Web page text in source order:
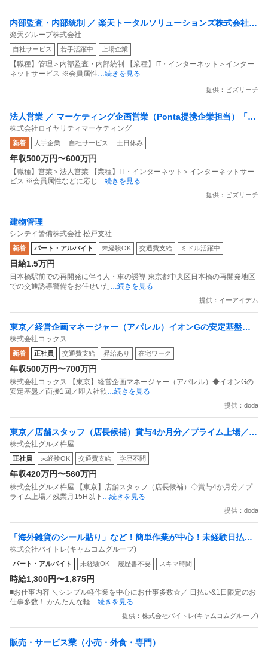
内部監査・内部統制 ／ 楽天トータルソリューションズ株式会社
戦略事業コンプライアンス支援部 業務統制支援課：ショップコン
プライアンス推進担当（SBCSD）
楽天グループ株式会社
自社サービス 若手活躍中 上場企業
【職種】管理＞内部監査・内部統制 【業種】IT・インターネット＞インター
ネットサービス ※会員属性 …続きを見る
提供：ビズリーチ
法人営業 ／ マーケティング企画営業（Ponta提携企業担当）「国
内最大級の共通ポイントサービスを展開／無駄のない消費社会を
目指すデータマーケティングカンパニー」
株式会社ロイヤリティマーケティング
新着 大手企業 自社サービス 土日休み
年収500万円〜600万円
【職種】営業＞法人営業 【業種】IT・インターネット＞インターネットサー
ビス ※会員属性などに応じ
…続きを見る
提供：ビズリーチ
建物管理
シンテイ警備株式会社 松戸支社
新着 パート・アルバイト 未経験OK 交通費支給 ミドル活躍中
日給1.5万円
日本橋駅前での再開発に伴う人・車の誘導 東京都中央区日本橋の再開発地区
での交通誘導警備をお任せいた …続きを見る
提供：イーアイデム
東京／経営企画マネージャー（アパレル）イオンGの安定基盤／
面接1回／即入社歓迎
株式会社コックス
新着 正社員 交通費支給 昇給あり 在宅ワーク
年収500万円〜700万円
株式会社コックス 【東京】経営企画マネージャー（アパレル）◆イオンGの
安定基盤／面接1回／即入社歓 …続きを見る
提供：doda
東京／店舗スタッフ（店長候補）賞与4か月分／プライム上場／残
業月15H以下／新店オープン多数
株式会社グルメ杵屋
正社員 未経験OK 交通費支給 学歴不問
年収420万円〜560万円
株式会社グルメ杵屋 【東京】店舗スタッフ（店長候補）◇賞与4か月分／プ
ライム上場／残業月15H以下 …続きを見る
提供：doda
「海外雑貨のシール貼り」など！簡単作業が中心！未経験日払い
OK！簡単
株式会社バイトレ(キャムコムグループ)
パート・アルバイト 未経験OK 履歴書不要 スキマ時間
時給1,300円〜1,875円
■お仕事内容 ＼シンプル軽作業を中心にお仕事多数☆／ 日払い&1日限定のお
仕事多数！ かんたんな軽 …続きを見る
提供：株式会社バイトレ(キャムコムグループ)
販売・サービス業（小売・外食・専門）